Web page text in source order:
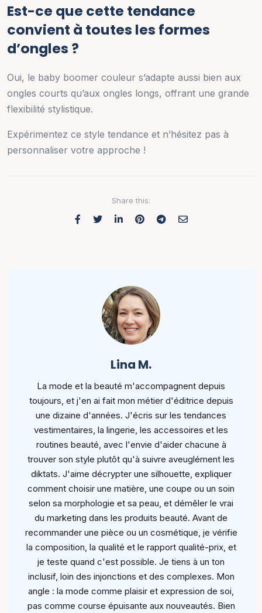
Est-ce que cette tendance
convient à toutes les formes
d’ongles ?
Oui, le baby boomer couleur s’adapte aussi bien aux
ongles courts qu’aux ongles longs, offrant une grande
flexibilité stylistique.
Expérimentez ce style tendance et n’hésitez pas à
personnaliser votre approche !
Share this:
Lina M.
La mode et la beauté m'accompagnent depuis
toujours, et j'en ai fait mon métier d'éditrice depuis
une dizaine d'années. J'écris sur les tendances
vestimentaires, la lingerie, les accessoires et les
routines beauté, avec l'envie d'aider chacune à
trouver son style plutôt qu'à suivre aveuglément les
diktats. J'aime décrypter une silhouette, expliquer
comment choisir une matière, une coupe ou un soin
selon sa morphologie et sa peau, et démêler le vrai
du marketing dans les produits beauté. Avant de
recommander une pièce ou un cosmétique, je vérifie
la composition, la qualité et le rapport qualité-prix, et
je teste quand c'est possible. Je tiens à un ton
inclusif, loin des injonctions et des complexes. Mon
angle : la mode comme plaisir et expression de soi,
pas comme course épuisante aux nouveautés. Bien